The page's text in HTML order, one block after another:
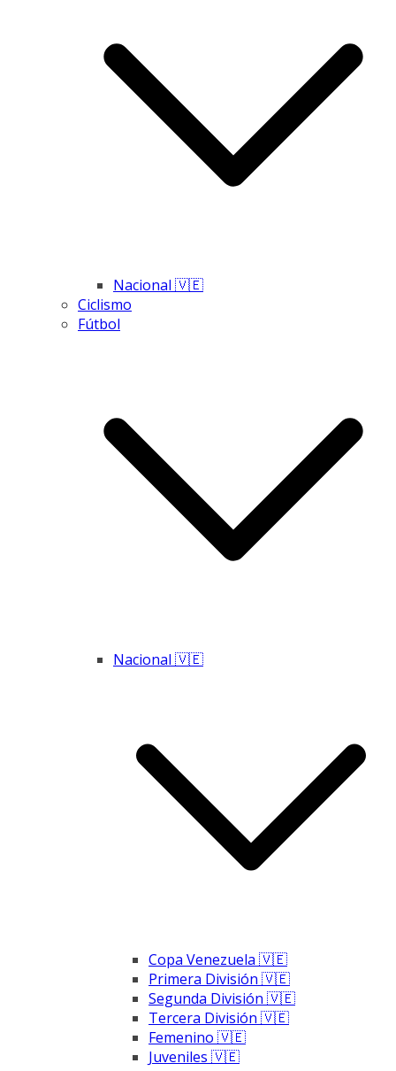
Nacional 🇻🇪
Ciclismo
Fútbol
Nacional 🇻🇪
Copa Venezuela 🇻🇪
Primera División 🇻🇪
Segunda División 🇻🇪
Tercera División 🇻🇪
Femenino 🇻🇪
Juveniles 🇻🇪